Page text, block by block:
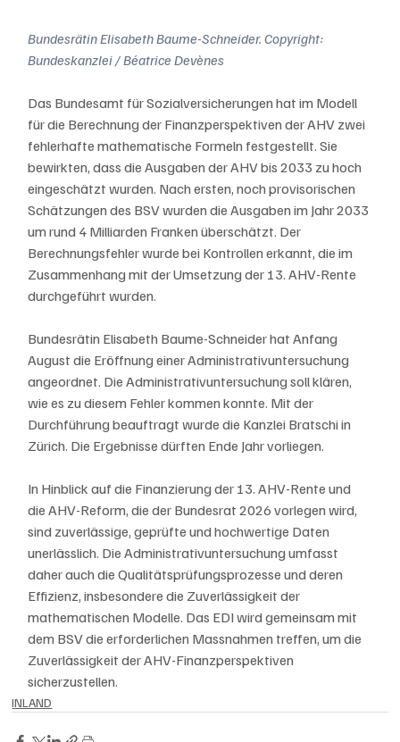
Bundesrätin Elisabeth Baume-Schneider. Copyright:
Bundeskanzlei / Béatrice Devènes
Das Bundesamt für Sozialversicherungen hat im Modell
für die Berechnung der Finanzperspektiven der AHV zwei
fehlerhafte mathematische Formeln festgestellt. Sie
bewirkten, dass die Ausgaben der AHV bis 2033 zu hoch
eingeschätzt wurden. Nach ersten, noch provisorischen
Schätzungen des BSV wurden die Ausgaben im Jahr 2033
um rund 4 Milliarden Franken überschätzt. Der
Berechnungsfehler wurde bei Kontrollen erkannt, die im
Zusammenhang mit der Umsetzung der 13. AHV-Rente
durchgeführt wurden.
Bundesrätin Elisabeth Baume-Schneider hat Anfang
August die Eröffnung einer Administrativuntersuchung
angeordnet. Die Administrativuntersuchung soll klären,
wie es zu diesem Fehler kommen konnte. Mit der
Durchführung beauftragt wurde die Kanzlei Bratschi in
Zürich. Die Ergebnisse dürften Ende Jahr vorliegen.
In Hinblick auf die Finanzierung der 13. AHV-Rente und
die AHV-Reform, die der Bundesrat 2026 vorlegen wird,
sind zuverlässige, geprüfte und hochwertige Daten
unerlässlich. Die Administrativuntersuchung umfasst
daher auch die Qualitätsprüfungsprozesse und deren
Effizienz, insbesondere die Zuverlässigkeit der
mathematischen Modelle. Das EDI wird gemeinsam mit
dem BSV die erforderlichen Massnahmen treffen, um die
Zuverlässigkeit der AHV-Finanzperspektiven
sicherzustellen.
INLAND